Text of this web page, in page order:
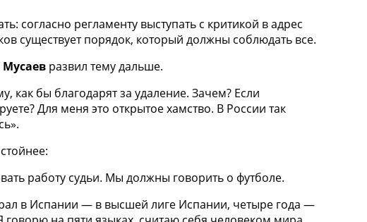
согласно регламенту выступать с критикой в адрес
существует порядок, который должны соблюдать все.
развил тему дальше.
как бы благодарят за удаление. Зачем? Если
Для меня это открытое хамство. В России так
работу судьи. Мы должны говорить о футболе.
в Испании — в высшей лиге Испании, четыре года —